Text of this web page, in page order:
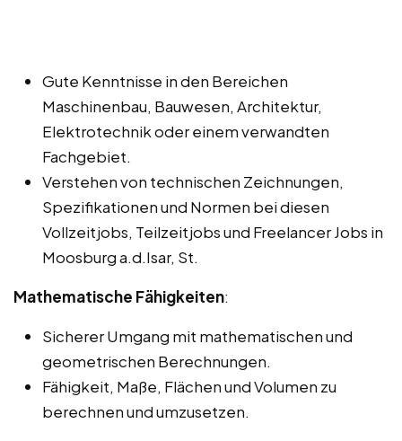
Gute Kenntnisse in den Bereichen
Maschinenbau, Bauwesen, Architektur,
Elektrotechnik oder einem verwandten
Fachgebiet.
Verstehen von technischen Zeichnungen,
Spezifikationen und Normen bei diesen
Vollzeitjobs, Teilzeitjobs und Freelancer Jobs in
Moosburg a.d.Isar, St.
Mathematische Fähigkeiten:
Sicherer Umgang mit mathematischen und
geometrischen Berechnungen.
Fähigkeit, Maße, Flächen und Volumen zu
berechnen und umzusetzen.